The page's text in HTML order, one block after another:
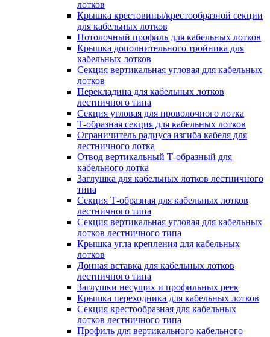
лотков
Крышка крестовины/крестообразной секции
для кабельных лотков
Потолочный профиль для кабельных лотков
Крышка дополнительного тройника для
кабельных лотков
Секция вертикальная угловая для кабельных
лотков
Перекладина для кабельных лотков
лестничного типа
Секция угловая для проволочного лотка
Т-образная секция для кабельных лотков
Ограничитель радиуса изгиба кабеля для
лестничного лотка
Отвод вертикальный Т-образный для
кабельного лотка
Заглушка для кабельных лотков лестничного
типа
Секция Т-образная для кабельных лотков
лестничного типа
Секция вертикальная угловая для кабельных
лотков лестничного типа
Крышка угла крепления для кабельных
лотков
Донная вставка для кабельных лотков
лестничного типа
Заглушки несущих и профильных реек
Крышка переходника для кабельных лотков
Секция крестообразная для кабельных
лотков лестничного типа
Профиль для вертикального кабельного